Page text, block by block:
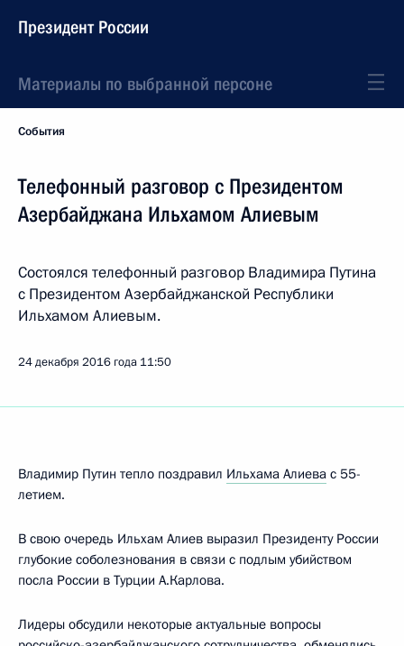
Президент России
Материалы по выбранной персоне
События
Телефонный разговор с Президентом
Азербайджана Ильхамом Алиевым
Состоялся телефонный разговор Владимира Путина
с Президентом Азербайджанской Республики
Ильхамом Алиевым.
24 декабря 2016 года 11:50
Владимир Путин тепло поздравил Ильхама Алиева с 55-
летием.
В свою очередь Ильхам Алиев выразил Президенту России
глубокие соболезнования в связи с подлым убийством
посла России в Турции А.Карлова.
Лидеры обсудили некоторые актуальные вопросы